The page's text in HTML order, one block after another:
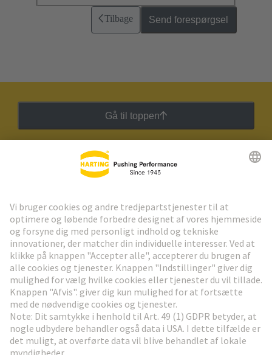
Tilbage Send forespørgsel
Gå til toppen
HARTING Newsletter
Gå til registrering
Social Media